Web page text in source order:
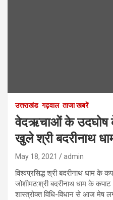
उत्तराखंड गढ़वाल ताजा खबरें
वेदऋचाओं के उदघोष
खुले श्री बदरीनाथ
May 18, 2021 admin
विश्वप्रसिद्ध श्री बदरीनाथ धाम
जोशीमठ:श्री बदरीनाथ धाम के
शास्त्रोक्त विधि-विधान से आज मेष